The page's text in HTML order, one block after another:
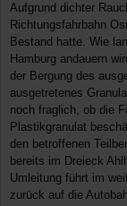
Aufgrund dichter
Richtungsfahrbahn
Bestand hatte. Wie
Hamburg andauern
der Bergung des
ausgetretenes
noch fraglich, ob die
Plastikgranulat
den betroffenen
bereits im Dreieck
Umleitung führt im
zurück auf die